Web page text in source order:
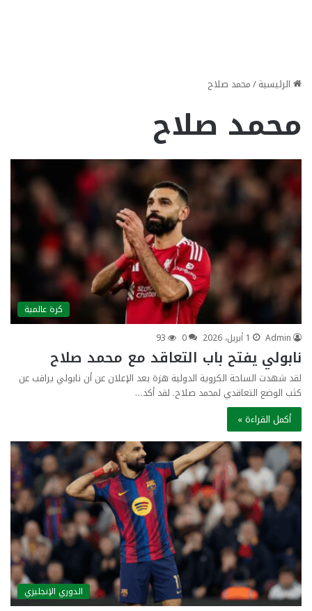
الرئيسية/محمد صلاح
محمد صلاح
كرة عالمية
Admin
1 أبريل، 2026 0
93
نابولي يفتح باب التعاقد مع محمد صلاح
لقد شهدت الساحة الكروية الدولية هزة بعد الإعلان عن أن نابولي يراقب عن
كثب الوضع التعاقدي لمحمد صلاح. لقد أكد…
أكمل القراءة »
الدوري الإنجليزي